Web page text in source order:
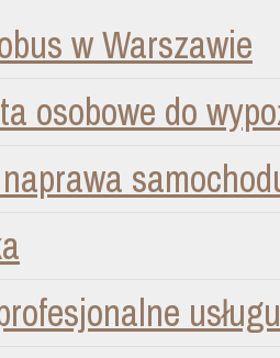
w Warszawie
osobowe do